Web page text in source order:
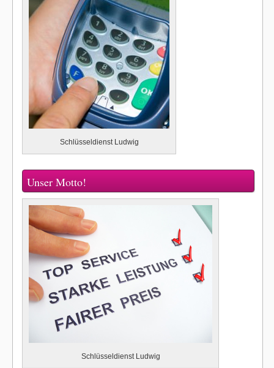
Schlüsseldienst Ludwig
Unser Motto!
Schlüsseldienst Ludwig